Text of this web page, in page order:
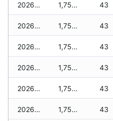
2026-07-14 1,750 zł 43
2026-07-13 1,750 zł 43
2026-07-12 1,750 zł 43
2026-07-11 1,750 zł 43
2026-07-10 1,750 zł 43
2026-07-09 1,750 zł 43